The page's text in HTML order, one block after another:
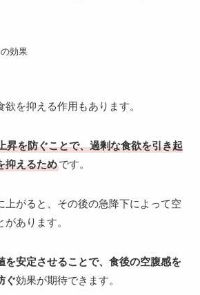
効果
欲を抑える作用もあります。
昇を防ぐことで、過剰な食欲を引き起
抑えるためです。
上がると、その後の急降下によって空
あります。
を安定させることで、食後の空腹感を
ぐ効果が期待できます。